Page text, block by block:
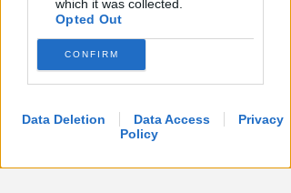
which it was collected.
Opted Out
CONFIRM
Data Deletion Data Access
Privacy
Policy
Dati in crescita nella semestrale
di IEG, stime al rialzo per
l'esercizio 2026
diRedazione